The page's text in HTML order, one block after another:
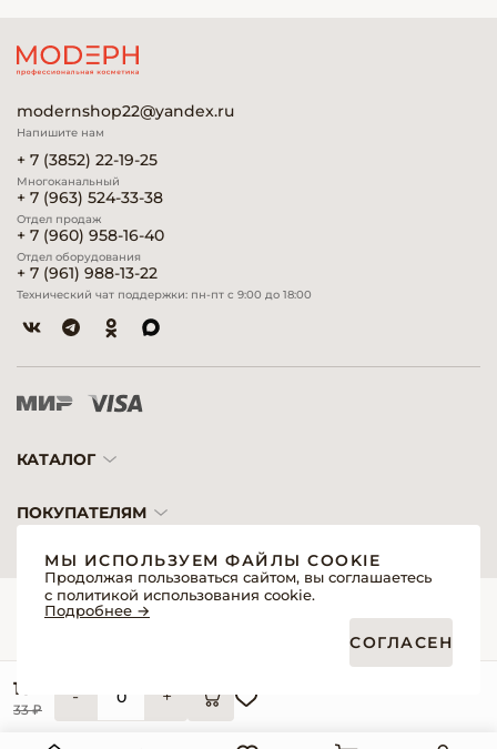
15 ₽
33 ₽
- +
modernshop22@yandex.ru
Напишите нам
+ 7 (3852) 22-19-25
Многоканальный
+ 7 (963) 524-33-38
Отдел продаж
+ 7 (960) 958-16-40
Отдел оборудования
+ 7 (961) 988-13-22
Технический чат поддержки: пн-пт с 9:00 до 18:00
КАТАЛОГ
ПОКУПАТЕЛЯМ
© 2026 «Модерн»— Косметика и оборудование для профессионалов
Публичная оферта интернет-магазина для профессиональных участников
Согласие на обработку персональных данных
Реквизиты
Создание сайтов
МЫ ИСПОЛЬЗУЕМ ФАЙЛЫ COOKIE
Продолжая пользоваться сайтом, вы соглашаетесь
с политикой использования cookie.
Подробнее →
СОГЛАСЕН